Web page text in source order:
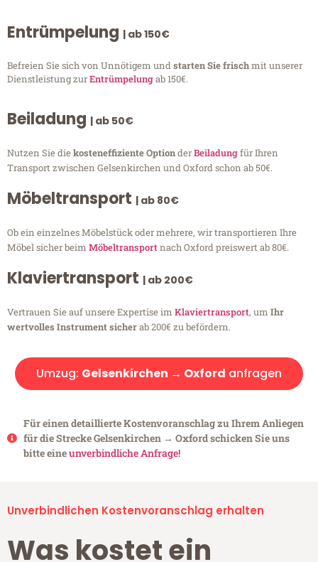
Entrümpelung | ab 150€
Befreien Sie sich von Unnötigem undstarten Sie frischmit unserer
Dienstleistung zurEntrümpelungab 150€.
Beiladung | ab 50€
Nutzen Sie diekosteneffiziente OptionderBeiladungfür Ihren
Transport zwischen Gelsenkirchen und Oxford schon ab 50€.
Möbeltransport | ab 80€
Ob ein einzelnes Möbelstück oder mehrere, wir transportieren Ihre
Möbel sicher beim Möbeltransportnach Oxford preiswert ab 80€.
Klaviertransport | ab 200€
Vertrauen Sie auf unsere Expertise im Klaviertransport, um Ihr
wertvolles Instrument sicherab 200€ zu befördern.
Umzug: Gelsenkirchen → Oxford anfragen
Für einen detaillierte Kostenvoranschlag zu Ihrem Anliegen
für die Strecke Gelsenkirchen → Oxford schicken Sie uns
bitte eineunverbindliche Anfrage!
Unverbindlichen Kostenvoranschlag erhalten
Was kostet ein